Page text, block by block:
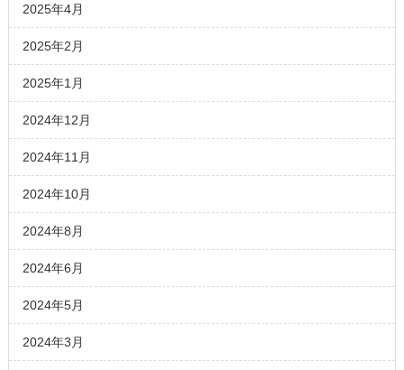
2025年4月
2025年2月
2025年1月
2024年12月
2024年11月
2024年10月
2024年8月
2024年6月
2024年5月
2024年3月